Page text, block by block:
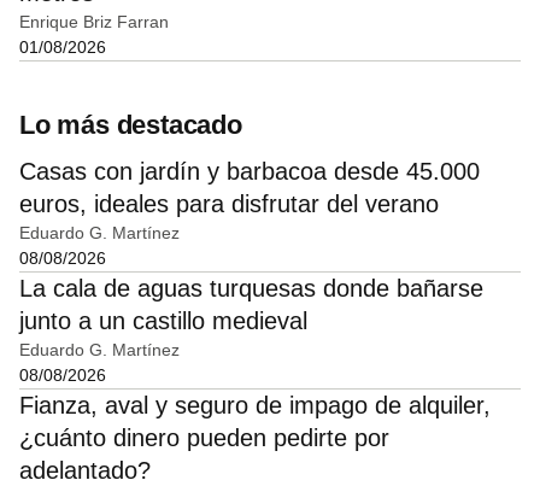
Enrique Briz Farran
01/08/2026
Lo más destacado
Casas con jardín y barbacoa desde 45.000
euros, ideales para disfrutar del verano
Eduardo G. Martínez
08/08/2026
La cala de aguas turquesas donde bañarse
junto a un castillo medieval
Eduardo G. Martínez
08/08/2026
Fianza, aval y seguro de impago de alquiler,
¿cuánto dinero pueden pedirte por
adelantado?